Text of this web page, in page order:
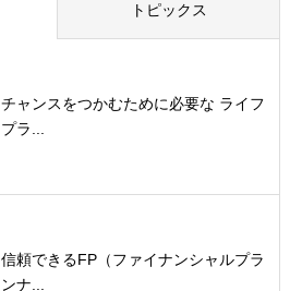
トピックス
チャンスをつかむために必要な ライフ
プラ...
信頼できるFP（ファイナンシャルプラ
ンナ...